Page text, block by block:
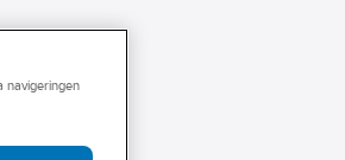
navigeringen